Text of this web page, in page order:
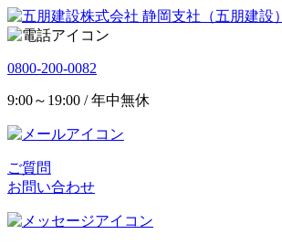
静岡支社（五朋建設）
0800-200-0082
9:00～19:00 / 年中無休
ご質問
お問い合わせ